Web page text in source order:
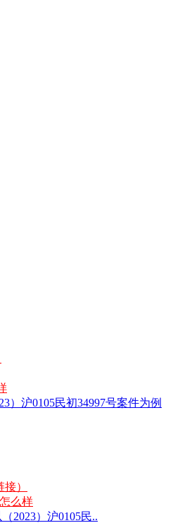
沪0105民初34997号案件为例
）
么样
2023）沪0105民..